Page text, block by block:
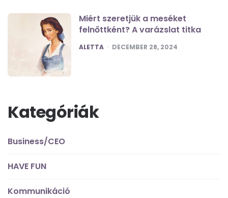
Miért szeretjük a meséket
felnőttként? A varázslat titka
POSTED
ALETTA DECEMBER 28, 2024
Kategóriák
Business/CEO
HAVE FUN
Kommunikáció